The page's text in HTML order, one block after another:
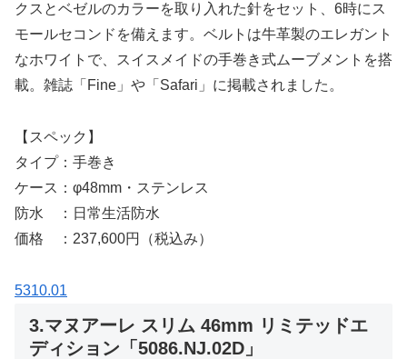
クスとベゼルのカラーを取り入れた針をセット、6時にス
モールセコンドを備えます。ベルトは牛革製のエレガント
なホワイトで、スイスメイドの手巻き式ムーブメントを搭
載。雑誌「Fine」や「Safari」に掲載されました。
【スペック】
タイプ：手巻き
ケース：φ48mm・ステンレス
防水 ：日常生活防水
価格 ：237,600円（税込み）
5310.01
3.マヌアーレ スリム 46mm リミテッドエ
ディション「5086.NJ.02D」